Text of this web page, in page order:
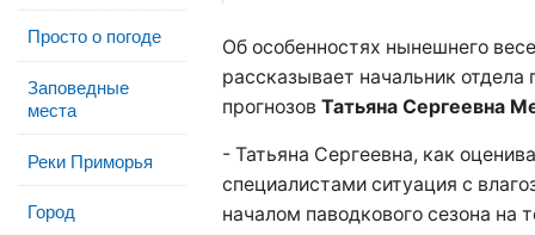
Просто о погоде
Заповедные
места
Реки Приморья
Город
Об особенностях нынешнего
рассказывает начальник отдела
прогнозов Татьяна Сергеевна
- Татьяна Сергеевна, как
специалистами ситуация с
началом паводкового сезона на